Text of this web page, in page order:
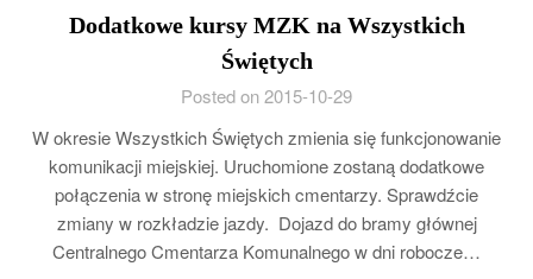
Dodatkowe kursy MZK na Wszystkich
Świętych
Posted on 2015-10-29
W okresie Wszystkich Świętych zmienia się funkcjonowanie
komunikacji miejskiej. Uruchomione zostaną dodatkowe
połączenia w stronę miejskich cmentarzy. Sprawdźcie
zmiany w rozkładzie jazdy. Dojazd do bramy głównej
Centralnego Cmentarza Komunalnego w dni robocze…